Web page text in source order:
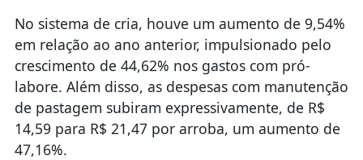
No sistema de cria, houve um aumento de 9,54%
em relação ao ano anterior, impulsionado pelo
crescimento de 44,62% nos gastos com pró-
labore. Além disso, as despesas com manutenção
de pastagem subiram expressivamente, de R$
14,59 para R$ 21,47 por arroba, um aumento de
47,16%.